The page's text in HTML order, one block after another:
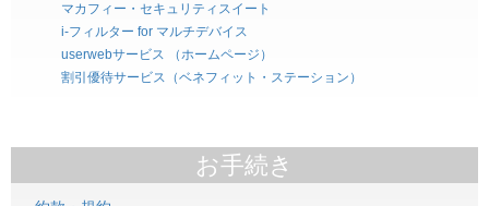
マカフィー・セキュリティスイート
i-フィルター for マルチデバイス
userwebサービス （ホームページ）
割引優待サービス（ベネフィット・ステーション）
お手続き